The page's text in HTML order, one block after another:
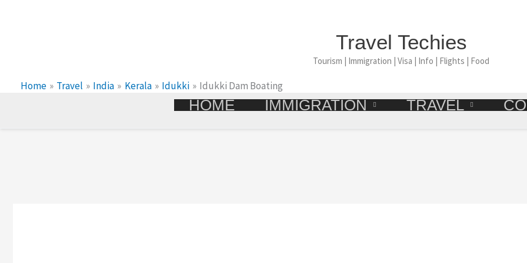
Travel Techies
Tourism | Immigration | Visa | Info | Flights | Food
Home Travel India Kerala Idukki Idukki Dam Boating
HOME IMMIGRATION TRAVEL